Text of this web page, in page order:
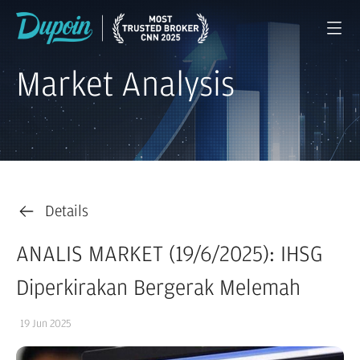
Market Analysis
Details
ANALIS MARKET (19/6/2025): IHSG
Diperkirakan Bergerak Melemah
19 Jun 2025